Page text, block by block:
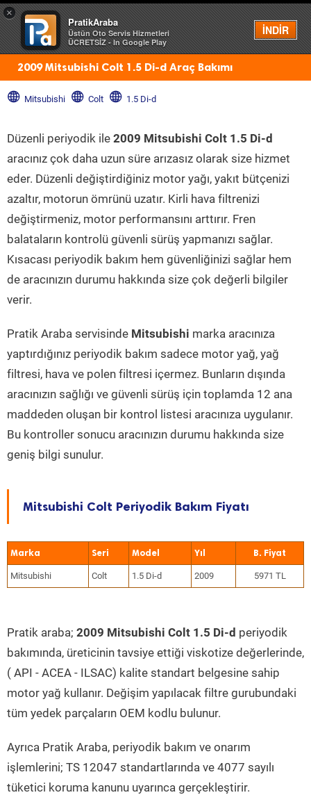
×
PratikAraba
Üstün Oto Servis Hizmetleri
ÜCRETSİZ - In Google Play
İNDİR
Menü
2009 Mitsubishi Colt 1.5 Di-d Araç Bakımı
Mitsubishi Colt 1.5 Di-d
Düzenli periyodik ile 2009 Mitsubishi Colt 1.5 Di-d
aracınız çok daha uzun süre arızasız olarak size hizmet
eder. Düzenli değiştirdiğiniz motor yağı, yakıt bütçenizi
azaltır, motorun ömrünü uzatır. Kirli hava filtrenizi
değiştirmeniz, motor performansını arttırır. Fren
balataların kontrolü güvenli sürüş yapmanızı sağlar.
Kısacası periyodik bakım hem güvenliğinizi sağlar hem
de aracınızın durumu hakkında size çok değerli bilgiler
verir.
Pratik Araba servisinde Mitsubishi marka aracınıza
yaptırdığınız periyodik bakım sadece motor yağ, yağ
filtresi, hava ve polen filtresi içermez. Bunların dışında
aracınızın sağlığı ve güvenli sürüş için toplamda 12 ana
maddeden oluşan bir kontrol listesi aracınıza uygulanır.
Bu kontroller sonucu aracınızın durumu hakkında size
geniş bilgi sunulur.
Mitsubishi Colt Periyodik Bakım Fiyatı
Marka Seri Model Yıl
Mitsubishi Colt 1.5 Di-d 2009 5971 TL
Pratik araba; 2009 Mitsubishi Colt 1.5 Di-d periyodik
bakımında, üreticinin tavsiye ettiği viskotize değerlerinde,
( API - ACEA - ILSAC) kalite standart belgesine sahip
motor yağ kullanır. Değişim yapılacak filtre gurubundaki
tüm yedek parçaların OEM kodlu bulunur.
Ayrıca Pratik Araba, periyodik bakım ve onarım
işlemlerini; TS 12047 standartlarında ve 4077 sayılı
tüketici koruma kanunu uyarınca gerçekleştirir.